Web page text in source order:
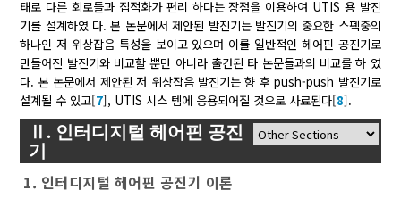
태로 다른 회로들과 집적화가 편리 하다는 장점을 이용하여 UTIS 용 발진
기를 설계하였 다. 본 논문에서 제안된 발진기는 발진기의 중요한 스펙중의
하나인 저 위상잡음 특성을 보이고 있으며 이를 일반적인 헤어핀 공진기로
만들어진 발진기와 비교할 뿐만 아니라 출간된 타 논문들과의 비교를 하 였
다. 본 논문에서 제안된 저 위상잡음 발진기는 향 후 push-push 발진기로
설계될 수 있고[7], UTIS 시스 템에 응용되어질 것으로 사료된다[8].
Ⅱ. 인터디지털 헤어핀 공진
기
1. 인터디지털 헤어핀 공진기 이론